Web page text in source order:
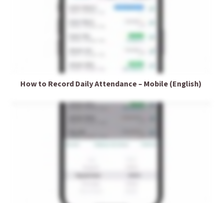
How to Record Daily Attendance – Mobile (English)